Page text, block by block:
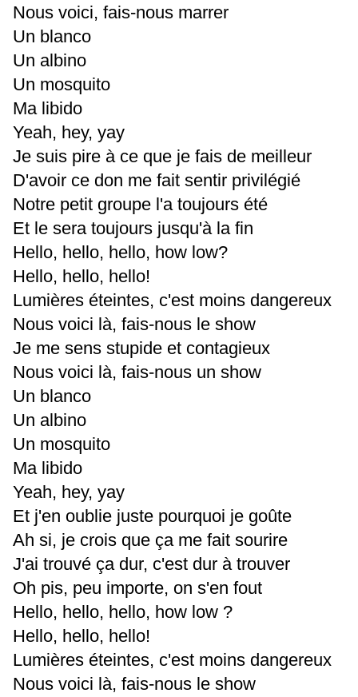
Nous voici, fais-nous marrer
Un blanco
Un albino
Un mosquito
Ma libido
Yeah, hey, yay
Je suis pire à ce que je fais de meilleur
D'avoir ce don me fait sentir privilégié
Notre petit groupe l'a toujours été
Et le sera toujours jusqu'à la fin
Hello, hello, hello, how low?
Hello, hello, hello!
Lumières éteintes, c'est moins dangereux
Nous voici là, fais-nous le show
Je me sens stupide et contagieux
Nous voici là, fais-nous un show
Un blanco
Un albino
Un mosquito
Ma libido
Yeah, hey, yay
Et j'en oublie juste pourquoi je goûte
Ah si, je crois que ça me fait sourire
J'ai trouvé ça dur, c'est dur à trouver
Oh pis, peu importe, on s'en fout
Hello, hello, hello, how low ?
Hello, hello, hello!
Lumières éteintes, c'est moins dangereux
Nous voici là, fais-nous le show